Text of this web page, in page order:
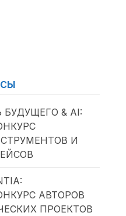
БУДУЩЕГО & AI:
И
АВТОРОВ
ПРОЕКТОВ